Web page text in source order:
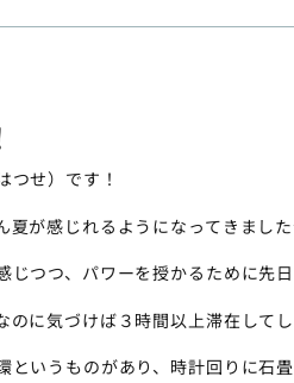
つせ）です！
夏が感じれるようになってきまし
じつつ、パワーを授かるために先
のに気づけば３時間以上滞在して
というものがあり、時計回りに石